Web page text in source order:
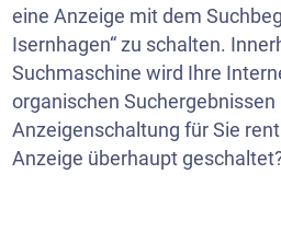
eine Anzeige mit dem
Isernhagen“ zu schalten.
Suchmaschine wird Ihre
organischen
Anzeigenschaltung für Sie
Anzeige überhaupt